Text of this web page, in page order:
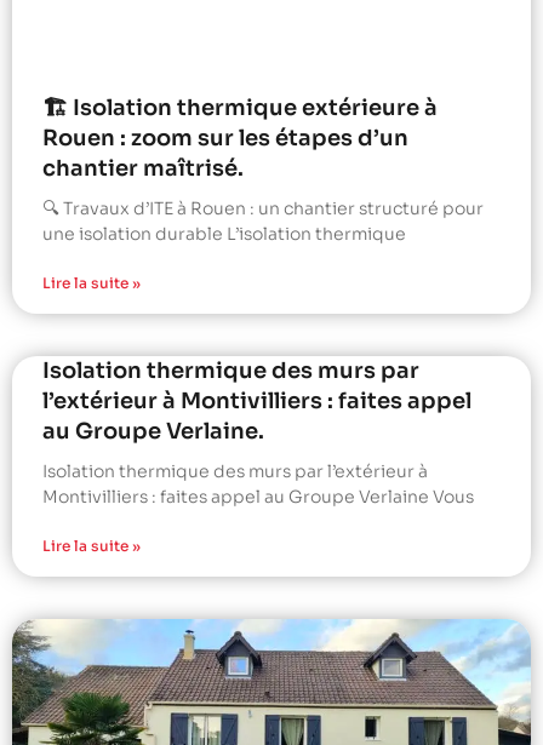
🏗️ Isolation thermique extérieure à
Rouen : zoom sur les étapes d’un
chantier maîtrisé.
🔍 Travaux d’ITE à Rouen : un chantier structuré pour
une isolation durable L’isolation thermique
Lire la suite »
Isolation thermique des murs par
l’extérieur à Montivilliers : faites appel
au Groupe Verlaine.
Isolation thermique des murs par l’extérieur à
Montivilliers : faites appel au Groupe Verlaine Vous
Lire la suite »